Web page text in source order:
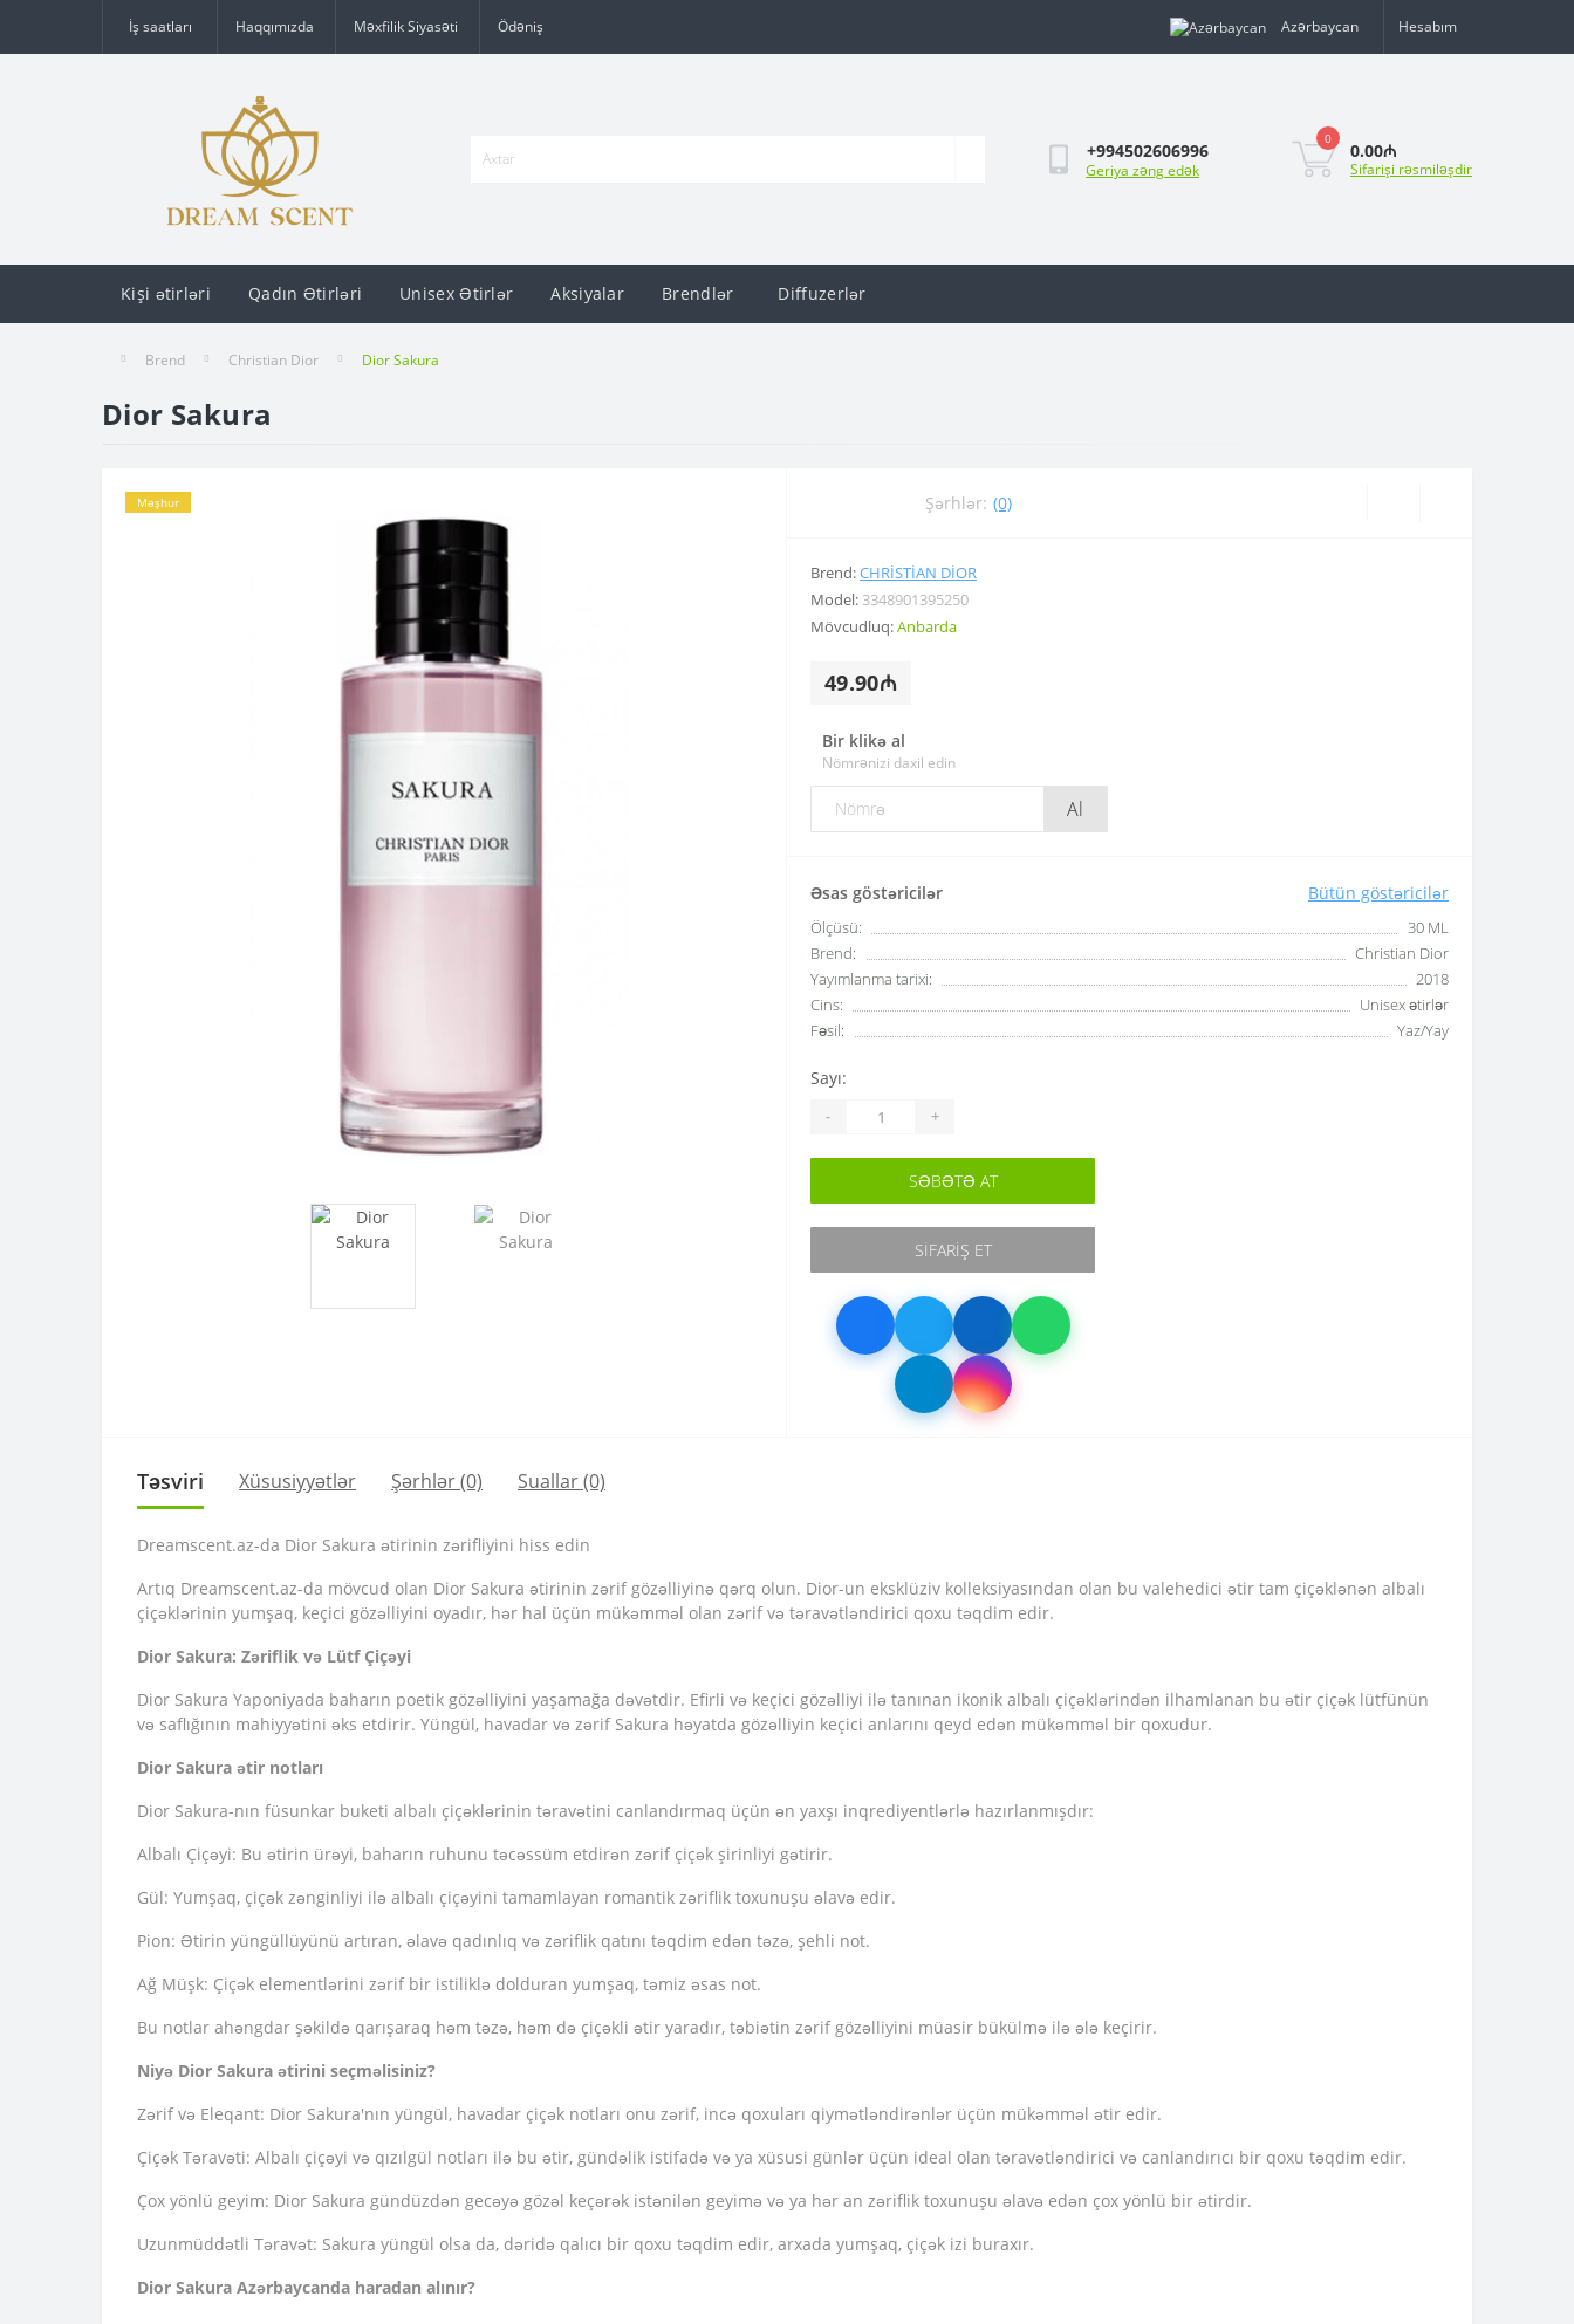
İş saatları Haqqımızda Məxfilik Siyasəti Ödəniş Azərbaycan Hesabım
+994502606996
Geriya zəng edək
0
0.00₼
Sifarişi rəsmiləşdir
Kişi ətirləri Qadın Ətirləri Unisex Ətirlər Aksiyalar Brendlər Diffuzerlər
Brend Christian Dior Dior Sakura
Dior Sakura
Məşhur Şərhlər: (0)
Brend:CHRISTIAN DIOR
Model: 3348901395250
Mövcudluq:Anbarda
49.90₼
Bir klikə al
Nömrənizi daxil edin
Al
Əsas göstəricilər Bütün göstəricilər
Ölçüsü:
30 ML
Brend:
Christian Dior
Yayımlanma tarixi:
2018
Cins:
Unisex ətirlər
Fəsil:
Yaz/Yay
Sayı:
- +
SƏBƏTƏ AT
SIFARIŞ ET
Təsviri Xüsusiyyətlər Şərhlər (0) Suallar(0)
Dreamscent.az-da Dior Sakura ətirinin zərifliyini hiss edin
Artıq Dreamscent.az-da mövcud olan Dior Sakura ətirinin zərif gözəlliyinə qərq olun. Dior-un eksklüziv kolleksiyasından olan bu valehedici ətir tam çiçəklənən albalı
çiçəklərinin yumşaq, keçici gözəlliyini oyadır, hər hal üçün mükəmməl olan zərif və təravətləndirici qoxu təqdim edir.
Dior Sakura: Zəriflik və Lütf Çiçəyi
Dior Sakura Yaponiyada baharın poetik gözəlliyini yaşamağa dəvətdir. Efirli və keçici gözəlliyi ilə tanınan ikonik albalı çiçəklərindən ilhamlanan bu ətir çiçək lütfünün
və saflığının mahiyyətini əks etdirir. Yüngül, havadar və zərif Sakura həyatda gözəlliyin keçici anlarını qeyd edən mükəmməl bir qoxudur.
Dior Sakura ətir notları
Dior Sakura-nın füsunkar buketi albalı çiçəklərinin təravətini canlandırmaq üçün ən yaxşı inqrediyentlərlə hazırlanmışdır:
Albalı Çiçəyi: Bu ətirin ürəyi, baharın ruhunu təcəssüm etdirən zərif çiçək şirinliyi gətirir.
Gül: Yumşaq, çiçək zənginliyi ilə albalı çiçəyini tamamlayan romantik zəriflik toxunuşu əlavə edir.
Pion: Ətirin yüngüllüyünü artıran, əlavə qadınlıq və zəriflik qatını təqdim edən təzə, şehli not.
Ağ Müşk: Çiçək elementlərini zərif bir istiliklə dolduran yumşaq, təmiz əsas not.
Bu notlar ahəngdar şəkildə qarışaraq həm təzə, həm də çiçəkli ətir yaradır, təbiətin zərif gözəlliyini müasir bükülmə ilə ələ keçirir.
Niyə Dior Sakura ətirini seçməlisiniz?
Zərif və Eleqant: Dior Sakura'nın yüngül, havadar çiçək notları onu zərif, incə qoxuları qiymətləndirənlər üçün mükəmməl ətir edir.
Çiçək Təravəti: Albalı çiçəyi və qızılgül notları ilə bu ətir, gündəlik istifadə və ya xüsusi günlər üçün ideal olan təravətləndirici və canlandırıcı bir qoxu təqdim edir.
Çox yönlü geyim: Dior Sakura gündüzdən gecəyə gözəl keçərək istənilən geyimə və ya hər an zəriflik toxunuşu əlavə edən çox yönlü bir ətirdir.
Uzunmüddətli Təravət: Sakura yüngül olsa da, dəridə qalıcı bir qoxu təqdim edir, arxada yumşaq, çiçək izi buraxır.
Dior Sakura Azərbaycanda haradan alınır?